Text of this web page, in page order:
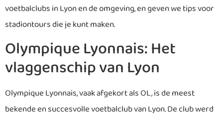
voetbalclubs in Lyon en de omgeving, en geven we tips voor
stadiontours die je kunt maken.
Olympique Lyonnais: Het
vlaggenschip van Lyon
Olympique Lyonnais, vaak afgekort als OL, is de meest
bekende en succesvolle voetbalclub van Lyon. De club werd